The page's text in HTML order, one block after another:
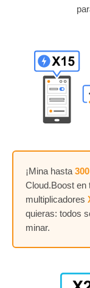
¡Mina hasta
Cloud.Boost en
multiplicadores
quieras: todos
minar.